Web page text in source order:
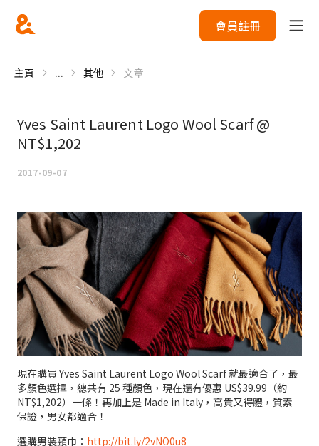
會員註冊
主頁 ... 其他 文章
Yves Saint Laurent Logo Wool Scarf @
NT$1,202
2017-09-07
現在購買 Yves Saint Laurent Logo Wool Scarf 就最適合了，最
多顏色選擇，總共有 25 種顏色，現在還有優惠 US$39.99（約
NT$1,202）一條！再加上是 Made in Italy，高貴又得體，質素
保證，男女都適合！
選購男裝頸巾： http://bit.ly/2vNO0u8